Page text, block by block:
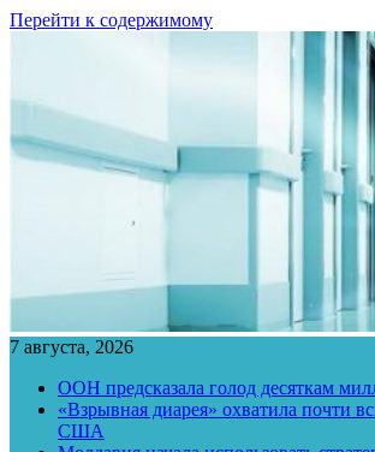
Перейти к содержимому
7 августа, 2026
ООН предсказала голод десяткам
«Взрывная диарея» охватила почти
США